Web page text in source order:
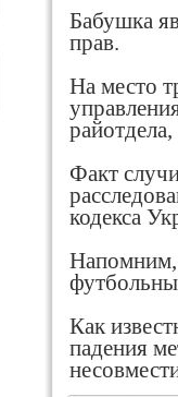
Бабушка
прав.
На место
Факт
кодекса
Напомним,
Как
падения